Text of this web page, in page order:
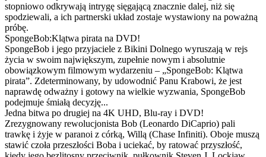
stopniowo odkrywają intrygę sięgającą znacznie dalej, niż się
spodziewali, a ich partnerski układ zostaje wystawiony na poważną
próbę.
SpongeBob:Klątwa pirata na DVD!
SpongeBob i jego przyjaciele z Bikini Dolnego wyruszają w rejs
życia w swoim największym, zupełnie nowym i absolutnie
obowiązkowym filmowym wydarzeniu – „SpongeBob: Klątwa
pirata”. Zdeterminowany, by udowodnić Panu Krabowi, że jest
naprawdę odważny i gotowy na wielkie wyzwania, SpongeBob
podejmuje śmiałą decyzję...
Jedna bitwa po drugiej na 4K UHD, Blu-ray i DVD!
Zrezygnowany rewolucjonista Bob (Leonardo DiCaprio) pali
trawkę i żyje w paranoi z córką, Willą (Chase Infiniti). Oboje muszą
stawić czoła przeszłości Boba i uciekać, by ratować przyszłość,